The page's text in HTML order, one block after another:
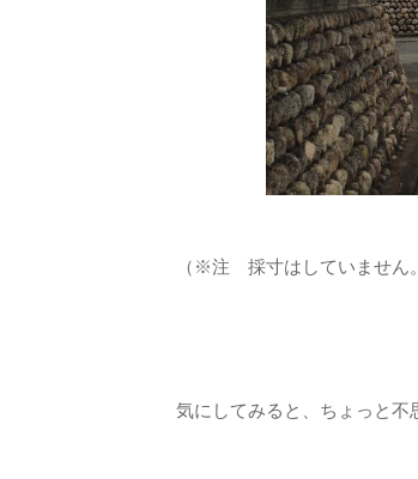
（※注 採寸はしていません
気にしてみると、ちょっと不